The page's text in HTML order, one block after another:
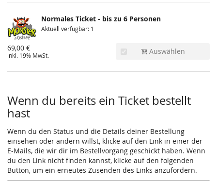
Normales Ticket - bis zu 6 Personen
Aktuell verfügbar: 1
69,00 €
inkl. 19% MwSt. Auswählen
Wenn du bereits ein Ticket bestellt
hast
Wenn du den Status und die Details deiner Bestellung
einsehen oder ändern willst, klicke auf den Link in einer der
E-Mails, die wir dir im Bestellvorgang geschickt haben. Wenn
du den Link nicht finden kannst, klicke auf den folgenden
Button, um ein erneutes Zusenden des Links anzufordern.